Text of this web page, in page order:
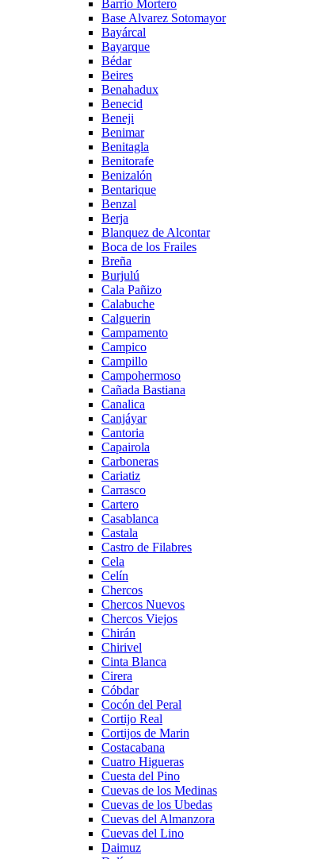
Barrio Mortero
Base Alvarez Sotomayor
Bayárcal
Bayarque
Bédar
Beires
Benahadux
Benecid
Beneji
Benimar
Benitagla
Benitorafe
Benizalón
Bentarique
Benzal
Berja
Blanquez de Alcontar
Boca de los Frailes
Breña
Burjulú
Cala Pañizo
Calabuche
Calguerin
Campamento
Campico
Campillo
Campohermoso
Cañada Bastiana
Canalica
Canjáyar
Cantoria
Capairola
Carboneras
Cariatiz
Carrasco
Cartero
Casablanca
Castala
Castro de Filabres
Cela
Celín
Chercos
Chercos Nuevos
Chercos Viejos
Chirán
Chirivel
Cinta Blanca
Cirera
Cóbdar
Cocón del Peral
Cortijo Real
Cortijos de Marin
Costacabana
Cuatro Higueras
Cuesta del Pino
Cuevas de los Medinas
Cuevas de los Ubedas
Cuevas del Almanzora
Cuevas del Lino
Daimuz